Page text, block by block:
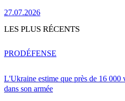
27.07.2026
LES PLUS RÉCENTS
L'Ukraine estime que près de 16 000
dans son armée
PRODÉFENSE